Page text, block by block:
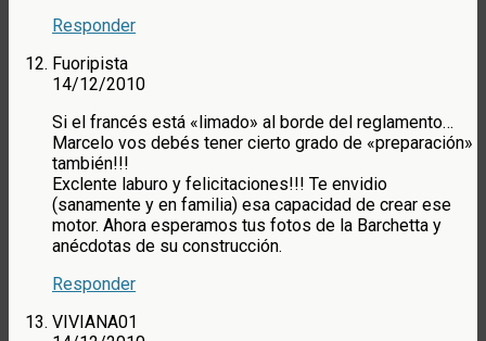
Responder
Fuoripista
14/12/2010
Si el francés está «limado» al borde del reglamento…
Marcelo vos debés tener cierto grado de «preparación»
también!!!
Exclente laburo y felicitaciones!!! Te envidio
(sanamente y en familia) esa capacidad de crear ese
motor. Ahora esperamos tus fotos de la Barchetta y
anécdotas de su construcción.
Responder
VIVIANA01